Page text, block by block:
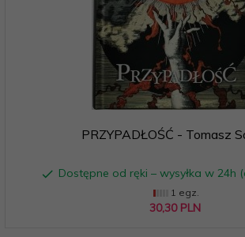
PRZYPADŁOŚĆ - Tomasz
Dostępne od ręki – wysyłka w 24h
1 egz.
30,30 PLN